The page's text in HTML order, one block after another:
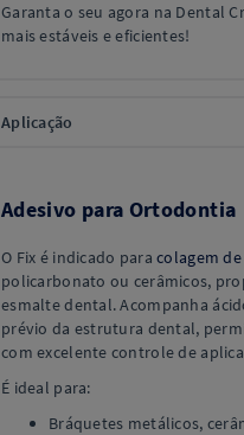
Garanta o seu agora na Dental
mais estáveis e eficientes!
Aplicação
Adesivo para Ortodontia
O Fix é indicado paracolagem
policarbonato ou cerâmicos,
esmalte dental. Acompanha
prévio da estrutura dental,
com excelente controle de
É ideal para:
Bráquetes metálicos,